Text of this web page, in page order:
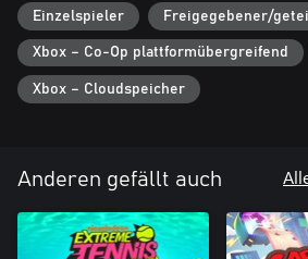
Einzelspieler Freigegebener/
Xbox – Co-Op plattformübergreifend
Xbox – Cloudspeicher
Anderen gefällt auch